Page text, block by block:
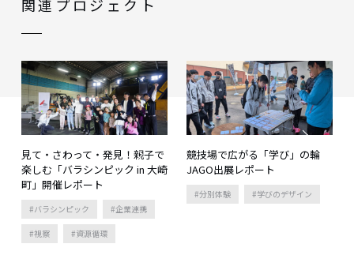
関連プロジェクト
見て・さわって・発見！親子で
楽しむ「バラシンピック in 大崎
町」開催レポート
バラシンピック 企業連携
視察 資源循環
競技場で広がる「学び」の輪
JAGO出展レポート
分別体験 学びのデザイン